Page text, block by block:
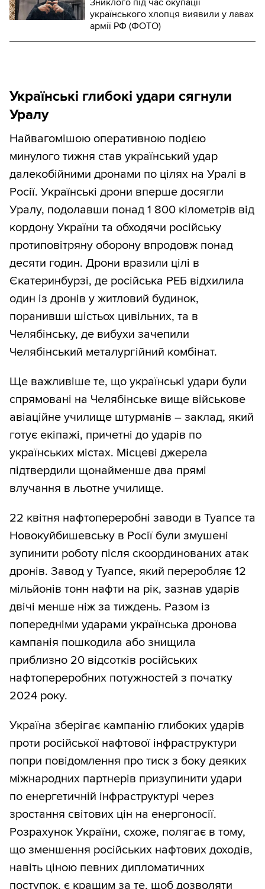
Зниклого під час окупації
українського хлопця виявили у лавах
армії РФ (ФОТО)
Українські глибокі удари сягнули
Уралу
Найвагомішою оперативною подією
минулого тижня став український удар
далекобійними дронами по цілях на Уралі в
Росії. Українські дрони вперше досягли
Уралу, подолавши понад 1 800 кілометрів від
кордону України та обходячи російську
протиповітряну оборону впродовж понад
десяти годин. Дрони вразили цілі в
Єкатеринбурзі, де російська РЕБ відхилила
один із дронів у житловий будинок,
поранивши шістьох цивільних, та в
Челябінську, де вибухи зачепили
Челябінський металургійний комбінат.
Ще важливіше те, що українські удари були
спрямовані на Челябінське вище військове
авіаційне училище штурманів – заклад, який
готує екіпажі, причетні до ударів по
українських містах. Місцеві джерела
підтвердили щонайменше два прямі
влучання в льотне училище.
22 квітня нафтопереробні заводи в Туапсе та
Новокуйбишевську в Росії були змушені
зупинити роботу після скоординованих атак
дронів. Завод у Туапсе, який переробляє 12
мільйонів тонн нафти на рік, зазнав ударів
двічі менше ніж за тиждень. Разом із
попередніми ударами українська дронова
кампанія пошкодила або знищила
приблизно 20 відсотків російських
нафтопереробних потужностей з початку
2024 року.
Україна зберігає кампанію глибоких ударів
проти російської нафтової інфраструктури
попри повідомлення про тиск з боку деяких
міжнародних партнерів призупинити удари
по енергетичній інфраструктурі через
зростання світових цін на енергоносії.
Розрахунок України, схоже, полягає в тому,
що зменшення російських нафтових доходів,
навіть ціною певних дипломатичних
поступок, є кращим за те, щоб дозволяти